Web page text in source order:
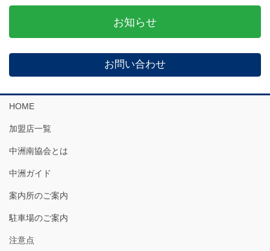
お知らせ
お問い合わせ
HOME
加盟店一覧
中洲南協会とは
中洲ガイド
案内所のご案内
駐車場のご案内
注意点